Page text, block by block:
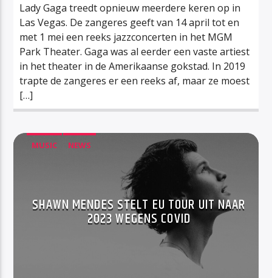
Lady Gaga treedt opnieuw meerdere keren op in
Las Vegas. De zangeres geeft van 14 april tot en
met 1 mei een reeks jazzconcerten in het MGM
Park Theater. Gaga was al eerder een vaste artiest
in het theater in de Amerikaanse gokstad. In 2019
trapte de zangeres er een reeks af, maar ze moest
[…]
MUSIC NEWS
SHAWN MENDES STELT EU TOUR UIT NAAR
2023 WEGENS COVID